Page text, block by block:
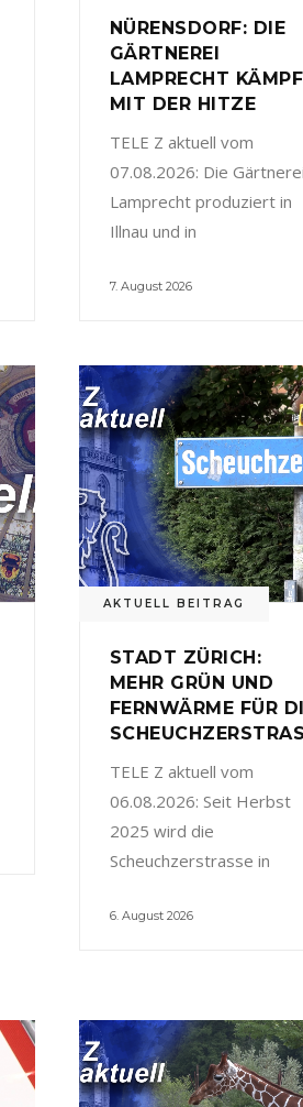
NÜRENSDORF: DIE
GÄRTNEREI
LAMPRECHT
MIT DER HITZE
TELE Z aktuell vom
07.08.2026: Die
Lamprecht produziert in
Illnau und in
7. August 2026
AKTUELL BEITRAG
STADT ZÜRICH:
MEHR GRÜN UND
FERNWÄRME FÜR
TELE Z aktuell vom
06.08.2026: Seit Herbst
2025 wird die
Scheuchzerstrasse in
6. August 2026